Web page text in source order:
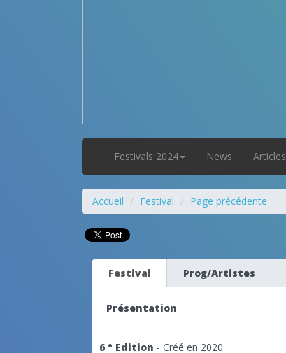
Festivals 2024 News Articles
Accueil Festival Page précédente
Festival Prog/Artistes
Présentation
6 ° Edition - Créé en 2020